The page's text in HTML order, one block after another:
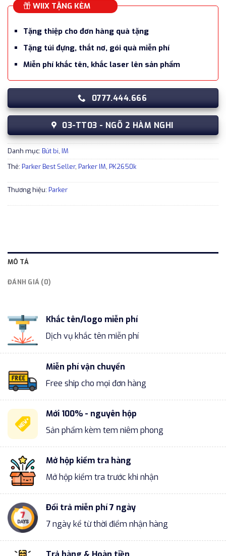
WIIX TẶNG KÈM
Tặng thiệp cho đơn hàng quà tặng
Tặng túi đựng, thắt nơ, gói quà miễn phí
Miễn phí khắc tên, khắc laser lên sản phẩm
0777.444.666
03-TT03 - NGÕ 2 HÀM NGHI
Danh mục: Bút bi, IM
Thẻ: Parker Best Seller, Parker IM, PK2650k
Thương hiệu: Parker
MÔ TẢ
ĐÁNH GIÁ (0)
Khắc tên/logo miễn phí
Dịch vụ khắc tên miễn phí
Miễn phí vận chuyển
Free ship cho mọi đơn hàng
Mới 100% - nguyên hộp
Sản phẩm kèm tem niêm phong
Mở hộp kiểm tra hàng
Mở hộp kiểm tra trước khi nhận
Đổi trả miễn phí 7 ngày
7 ngày kể từ thời điểm nhận hàng